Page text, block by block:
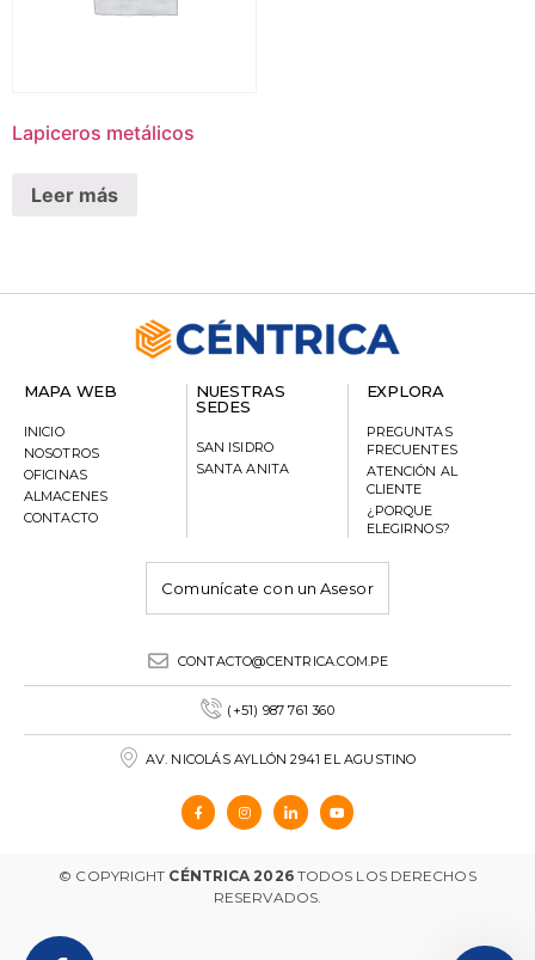
Lapiceros metálicos
Leer más
MAPA WEB
INICIO
NOSOTROS
OFICINAS
ALMACENES
CONTACTO
NUESTRAS
SEDES
SAN ISIDRO
SANTA ANITA
EXPLORA
PREGUNTAS
FRECUENTES
ATENCIÓN AL
CLIENTE
¿PORQUE
ELEGIRNOS?
Comunícate con un Asesor
CONTACTO@CENTRICA.COM.PE
(+51) 987 761 360
AV. NICOLÁS AYLLÓN 2941 EL AGUSTINO
© COPYRIGHT CÉNTRICA 2026TODOS LOS DERECHOS
RESERVADOS.